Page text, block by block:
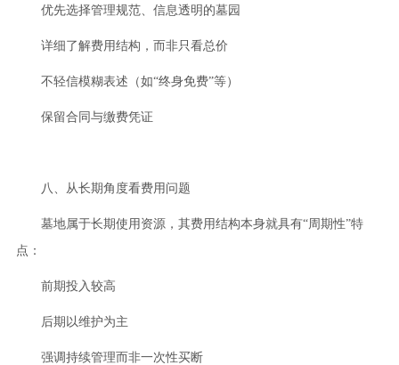
优先选择管理规范、信息透明的墓园
详细了解费用结构，而非只看总价
不轻信模糊表述（如“终身免费”等）
保留合同与缴费凭证
八、从长期角度看费用问题
墓地属于长期使用资源，其费用结构本身就具有“周期性”特
点：
前期投入较高
后期以维护为主
强调持续管理而非一次性买断